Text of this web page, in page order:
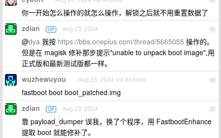
你一开始怎么操作的就怎么操作，解锁之后就不用重置数据了
5
zdian OP Aug 23, 2024
@dya 我按 https://bbs.oneplus.com/thread/5665055 操作的。
但是在 magisk 修补那步提示"unable to unpack boot image",用
正式版和最新测试版都一样。
6
wuzhewuyou Aug 23, 2024 via Android
fastboot boot boot_patched.img
7
zdian OP Aug 23, 2024
靠 payload_dumper 误我，换了个程序，用 FastbootEnhance
提取 boot 就能修补了。